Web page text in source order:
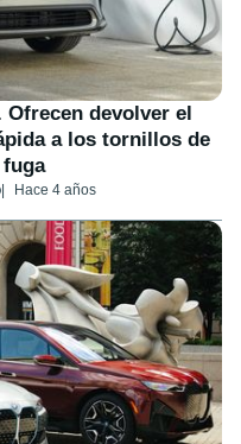
Ofrecen devolver el
a los tornillos de
fuga
Hace 4 años